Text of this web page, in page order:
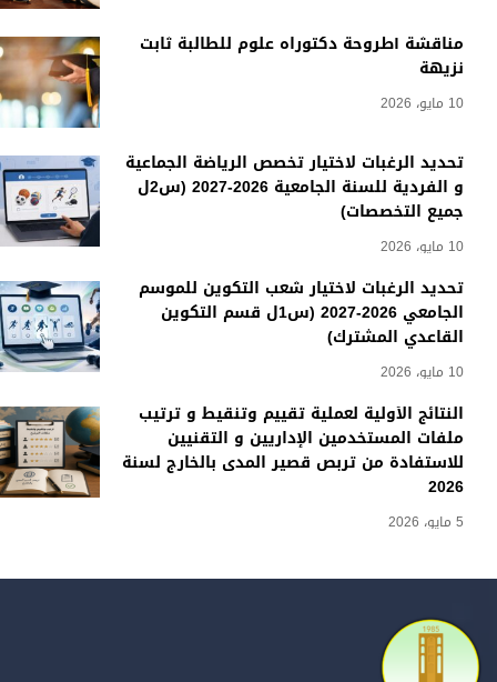
مناقشة أطروحة دكتوراه علوم للطالبة ثابت
نزيهة
10 مايو، 2026
تحديد الرغبات لاختيار تخصص الرياضة الجماعية
و الفردية للسنة الجامعية 2026-2027 (س2ل
جميع التخصصات)
10 مايو، 2026
تحديد الرغبات لاختيار شعب التكوين للموسم
الجامعي 2026-2027 (س1ل قسم التكوين
القاعدي المشترك)
10 مايو، 2026
النتائج الأولية لعملية تقييم وتنقيط و ترتيب
ملفات المستخدمين الإداريين و التقنيين
للاستفادة من تربص قصير المدى بالخارج لسنة
2026
5 مايو، 2026